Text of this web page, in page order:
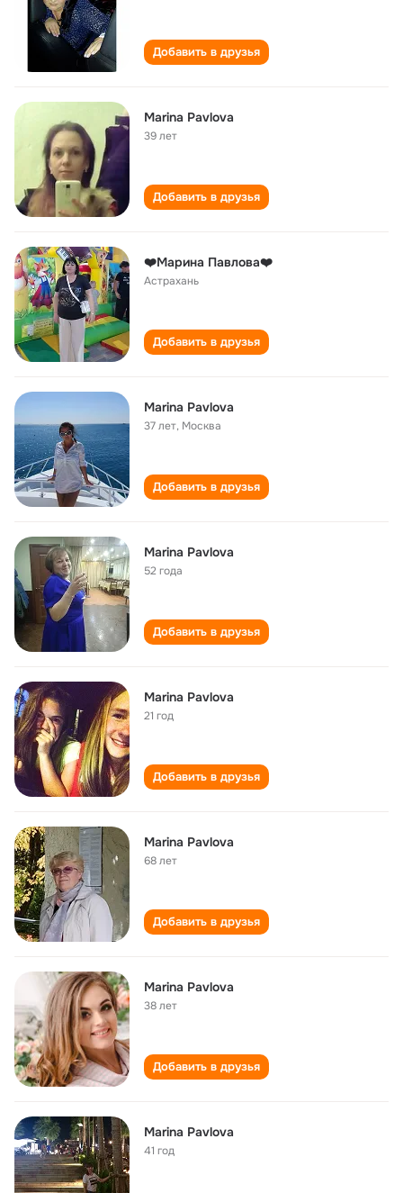
Добавить в друзья
Marina Pavlova
39 лет
Добавить в друзья
❤️Марина Павлова❤️
Астрахань
Добавить в друзья
Marina Pavlova
37 лет, Москва
Добавить в друзья
Marina Pavlova
52 года
Добавить в друзья
Marina Pavlova
21 год
Добавить в друзья
Marina Pavlova
68 лет
Добавить в друзья
Marina Pavlova
38 лет
Добавить в друзья
Marina Pavlova
41 год